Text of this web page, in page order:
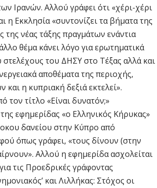
Ιρανών. Αλλού γράφει ότι «χέρι-χέρι
η Εκκλησία «συντονίζει τα βήματα της
της νέας τάξης πραγμάτων ενάντια
θέμα κάνει λόγο για ερωτηματικά
του ΔΗΣΥ στο Τέξας αλλά και
αποθέματα της περιοχής,
η κυπριακή δεξιά εκτελεί».
τον τίτλο «Είναι δυνατόν;»
εφημερίδας «ο Ελληνικός Κήρυκας»
δανείου στην Κύπρο από
όπως γράφει, «τους δίνουν (στην
Αλλού η εφημερίδα ασχολείται
τις Προεδρικές γράφοντας
και Λιλλήκας: Στόχος οι